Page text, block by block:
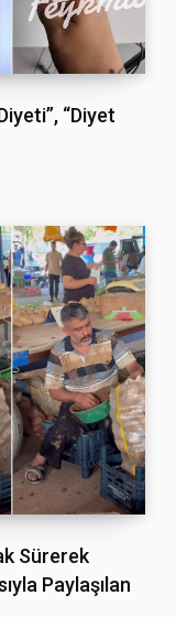
“Diyet
Sürerek
Paylaşılan